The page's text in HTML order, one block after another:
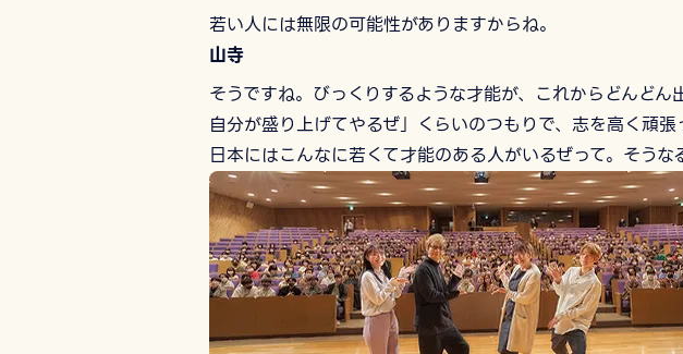
若い人には無限の可能性がありますからね。
山寺
そうですね。びっくりするような才能が、これからどんど
自分が盛り上げてやるぜ」くらいのつもりで、志を高く頑
日本にはこんなに若くて才能のある人がいるぜって。そうな